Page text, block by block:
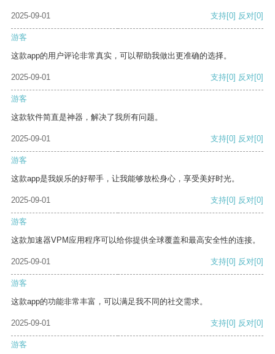
2025-09-01 支持[0] 反对[0]
游客
这款app的用户评论非常真实，可以帮助我做出更准确的选择。
2025-09-01 支持[0] 反对[0]
游客
这款软件简直是神器，解决了我所有问题。
2025-09-01 支持[0] 反对[0]
游客
这款app是我娱乐的好帮手，让我能够放松身心，享受美好时光。
2025-09-01 支持[0] 反对[0]
游客
这款加速器VPM应用程序可以给你提供全球覆盖和最高安全性的连接。
2025-09-01 支持[0] 反对[0]
游客
这款app的功能非常丰富，可以满足我不同的社交需求。
2025-09-01 支持[0] 反对[0]
游客